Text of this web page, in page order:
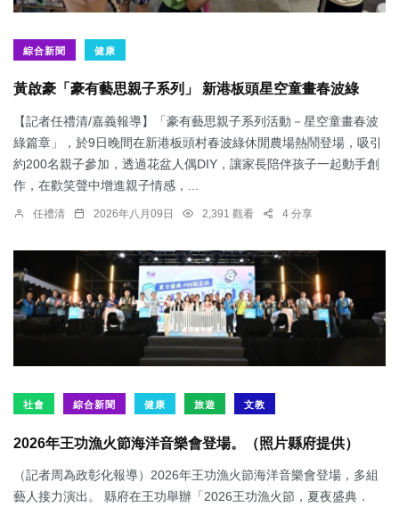
綜合新聞 健康
黃啟豪「豪有藝思親子系列」 新港板頭星空童畫春波綠
【記者任禮清/嘉義報導】「豪有藝思親子系列活動－星空童畫春波
綠篇章」，於9日晚間在新港板頭村春波綠休閒農場熱鬧登場，吸引
約200名親子參加，透過花盆人偶DIY，讓家長陪伴孩子一起動手創
作，在歡笑聲中增進親子情感，...
任禮清 2026年八月09日 2,391 觀看 4 分享
社會 綜合新聞 健康 旅遊 文教
2026年王功漁火節海洋音樂會登場。（照片縣府提供）
（記者周為政彰化報導）2026年王功漁火節海洋音樂會登場，多組
藝人接力演出。 縣府在王功舉辦「2026王功漁火節，夏夜盛典．